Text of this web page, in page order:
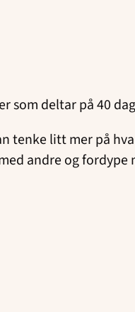
som deltar på 40
tenke litt mer på
andre og fordype